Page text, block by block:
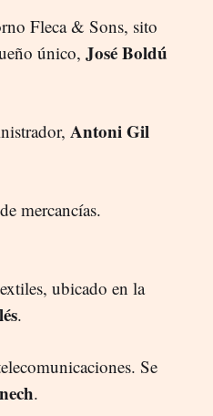
Fleca & Sons, sito
único, José Boldú
Antoni Gil
mercancías.
ubicado en la
.
Se
.